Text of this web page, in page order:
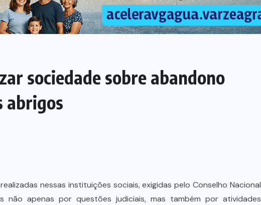
sociedade sobre abandono
abrigos
nessas instituições sociais, exigidas pelo Conselho Nacional
não apenas por questões judiciais, mas também por atividades